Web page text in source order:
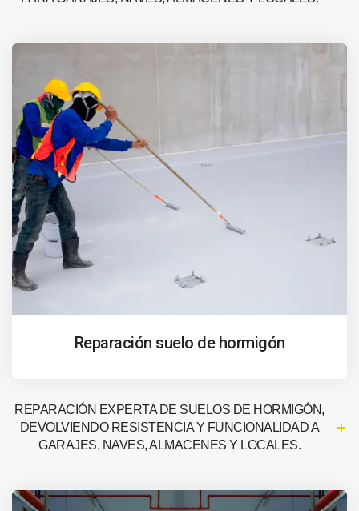
Reparación suelo de hormigón
REPARACIÓN EXPERTA DE SUELOS DE HORMIGÓN,
DEVOLVIENDO RESISTENCIA Y FUNCIONALIDAD A
GARAJES, NAVES, ALMACENES Y LOCALES.